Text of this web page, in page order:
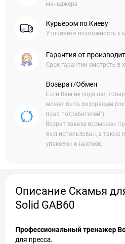
менеджера
Курьером по Киеву
Уточняйте возможность у
Гарантия от
Срок гарантии смотреть в
Возврат/Обмен
Если Вам не подошел
может быть возвращен
прав потребителей").
Возрат заказа возможен
был использован, а также
упаковок и наклеек.
Описание Скамья
Solid GAB60
Профессиональный тренажер
для пресса.